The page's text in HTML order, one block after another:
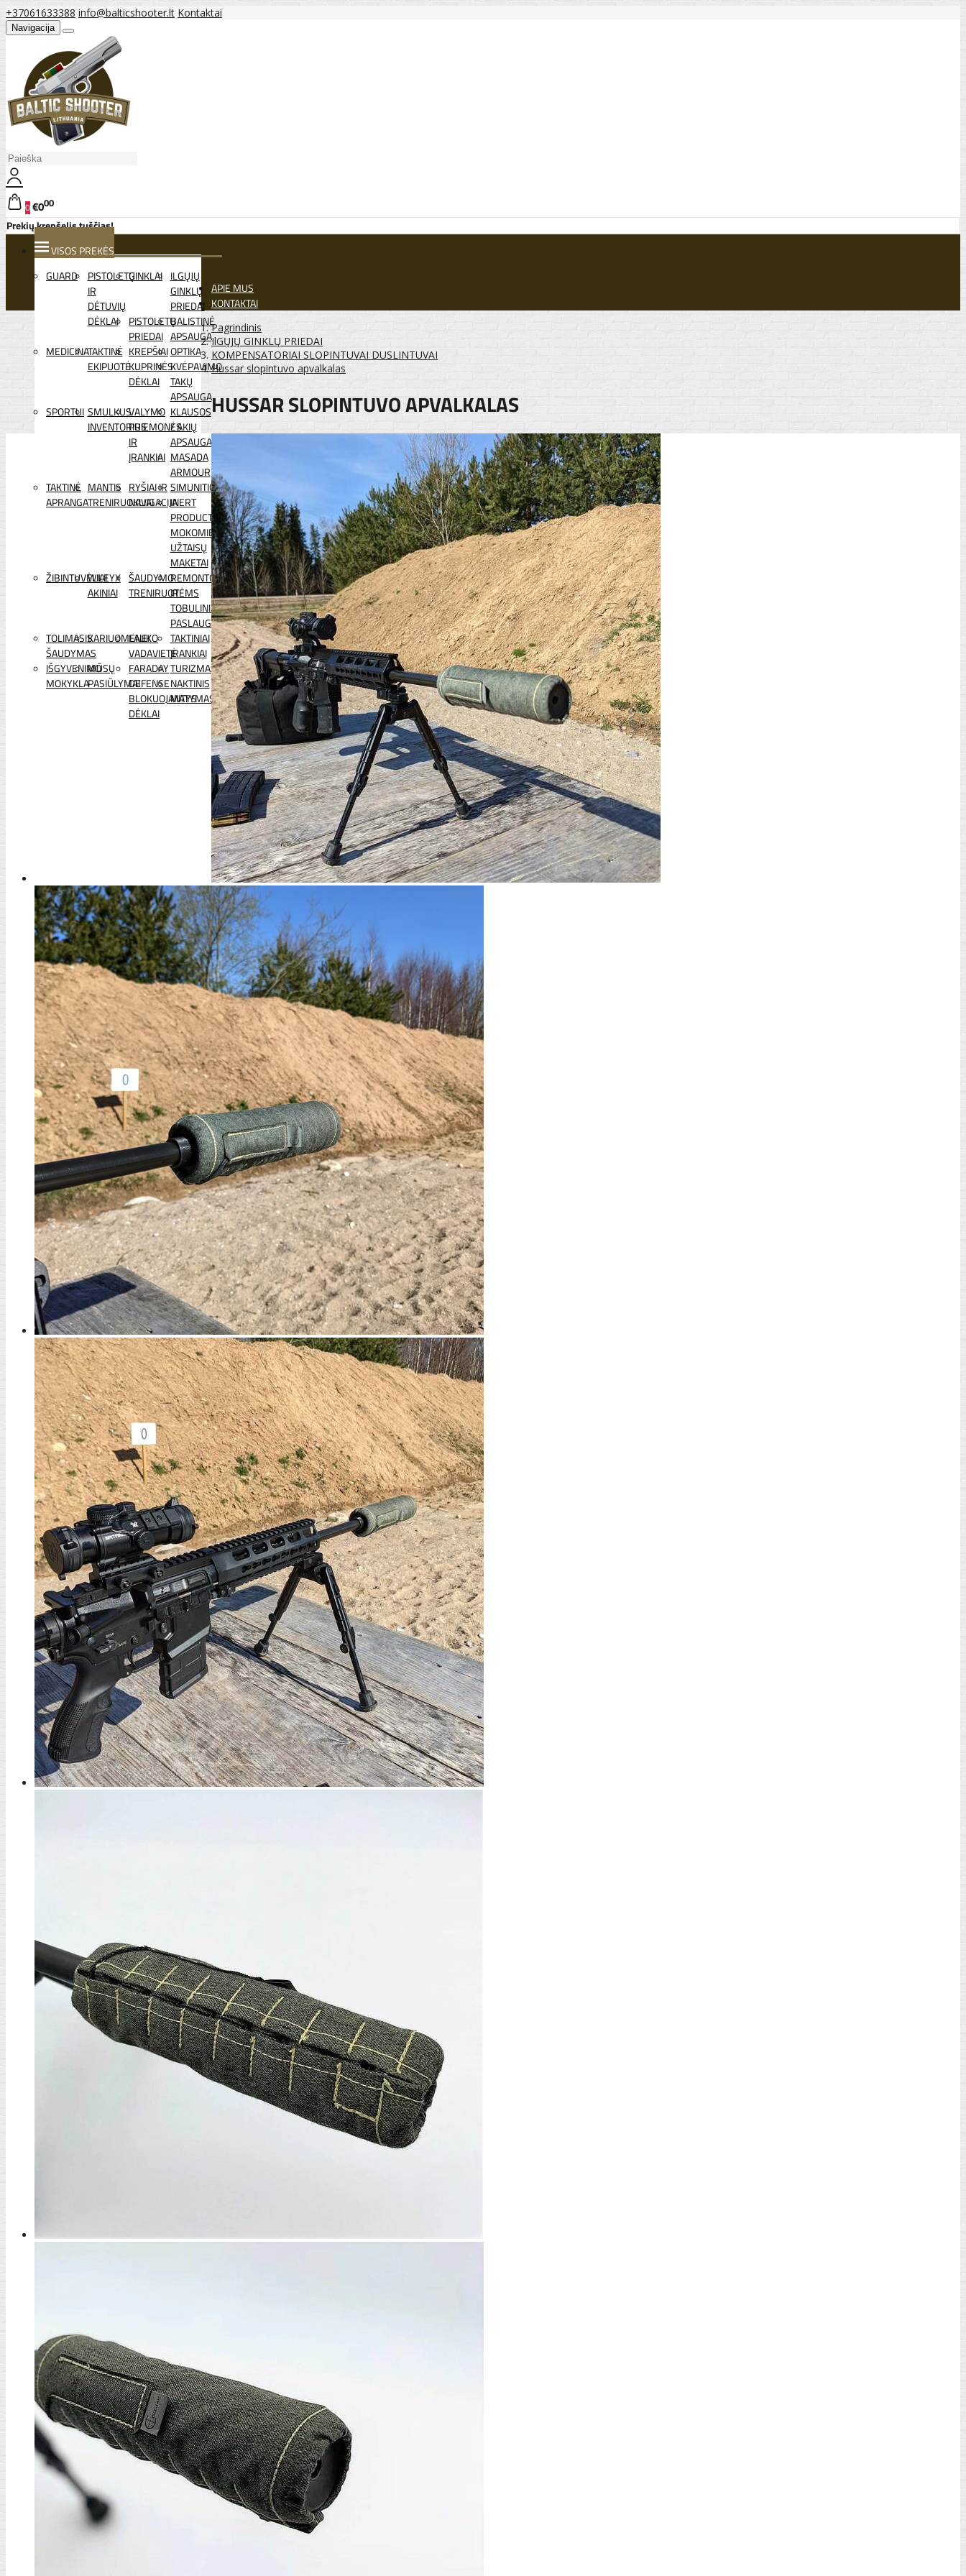
+37061633388 info@balticshooter.lt Kontaktai
Navigacija
0€000
Prekių krepšelis tuščias!
VISOS PREKĖS
GUARD
PISTOLETŲ
IR
DĖTUVIŲ
DĖKLAI
GINKLAI ILGŲJŲ
GINKLŲ
PRIEDAI
PISTOLETŲ
PRIEDAI
BALISTINĖ
APSAUGA
MEDICINATAKTINĖ
EKIPUOTĖ
KREPŠIAI
KUPRINĖS
DĖKLAI
OPTIKA
KVĖPAVIMO
TAKŲ
APSAUGA
SPORTUI SMULKUS
INVENTORIUS
VALYMO
PRIEMONĖS
IR
ĮRANKIAI
KLAUSOS
/ AKIŲ
APSAUGA
MASADA
ARMOUR
TAKTINĖ
APRANGA
MANTIS
TRENIRUOKLIAI
RYŠIAI IR
NAVIGACIJA
SIMUNITION
INERT
PRODUCTS
MOKOMIEJI
UŽTAISŲ
MAKETAI
ŽIBINTUVĖLIAI
WILEYX
AKINIAI
ŠAUDYMO
TRENIRUOTĖMS
REMONTO
IR
TOBULINIMO
PASLAUGOS
TOLIMASIS
ŠAUDYMAS
KARIUOMENEI
LAUKO
VADAVIETĖ
TAKTINIAI
ĮRANKIAI
IŠGYVENIMO
MOKYKLA
MŪSŲ
PASIŪLYMAI
FARADAY
DEFENSE
BLOKUOJANTYS
DĖKLAI
TURIZMAS
NAKTINIS
MATYMAS
APIE MUS
KONTAKTAI
Pagrindinis
IlGŲJŲ GINKLŲ PRIEDAI
KOMPENSATORIAI SLOPINTUVAI DUSLINTUVAI
Hussar slopintuvo apvalkalas
HUSSAR SLOPINTUVO APVALKALAS